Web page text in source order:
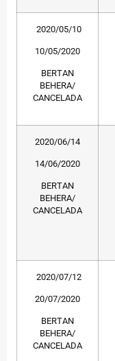
2020/05/10
10/05/2020
BERTAN
BEHERA/
CANCELADA
2020/06/14
14/06/2020
BERTAN
BEHERA/
CANCELADA
2020/07/12
20/07/2020
BERTAN
BEHERA/
CANCELADA